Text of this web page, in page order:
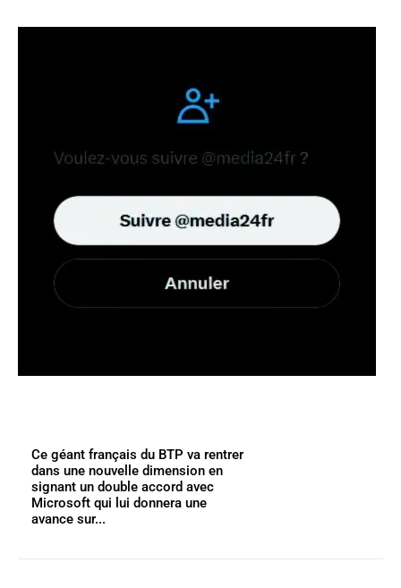
Ce géant français du BTP va rentrer
dans une nouvelle dimension en
signant un double accord avec
Microsoft qui lui donnera une
avance sur...